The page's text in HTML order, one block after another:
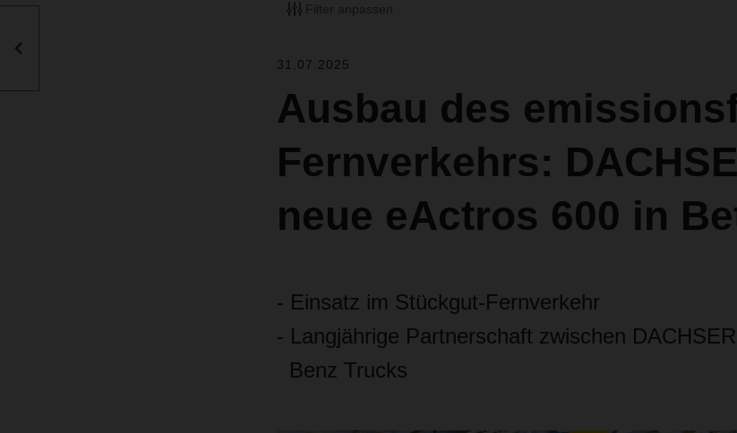
Filter anpassen
31.07.2025
Ausbau des
Fernverkehrs:
neue eActros 600 in
- Einsatz im Stückgut-Fernverkehr
- Langjährige Partnerschaft zwischen
Benz Trucks